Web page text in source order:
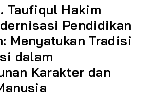
Taufiqul Hakim
Pendidikan
Menyatukan Tradisi
dalam
Karakter dan